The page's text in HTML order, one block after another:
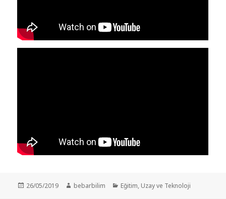
Yayın
26/05/2019 Yazar
bebarbilim Kategoriler
Eğitim, Uzay ve Teknoloji